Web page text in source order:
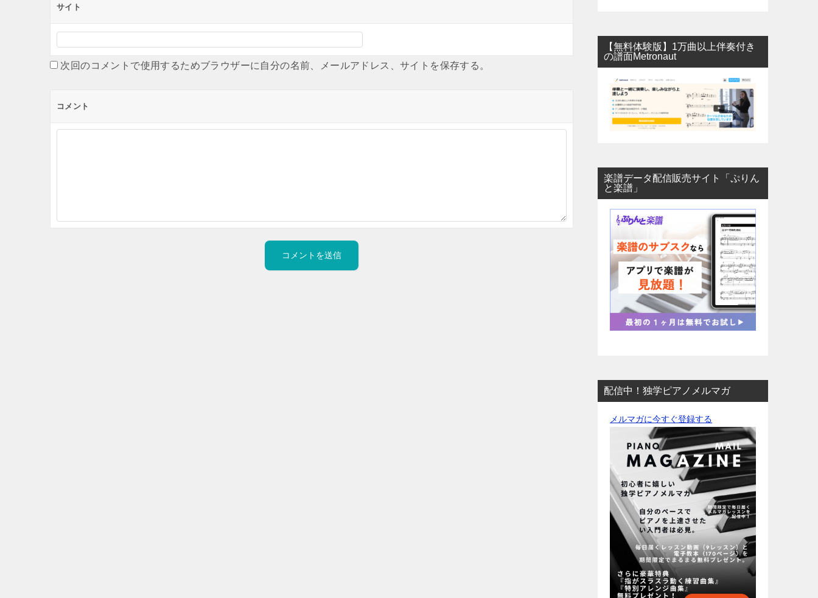
サイト
次回のコメントで使用するためブラウザーに自分の名前、メールアドレス、サイトを保存する。
コメント
【無料体験版】1万曲以上伴奏付き
の譜面Metronaut
楽譜データ配信販売サイト「ぷりん
と楽譜」
配信中！独学ピアノメルマガ
メルマガに今すぐ登録する